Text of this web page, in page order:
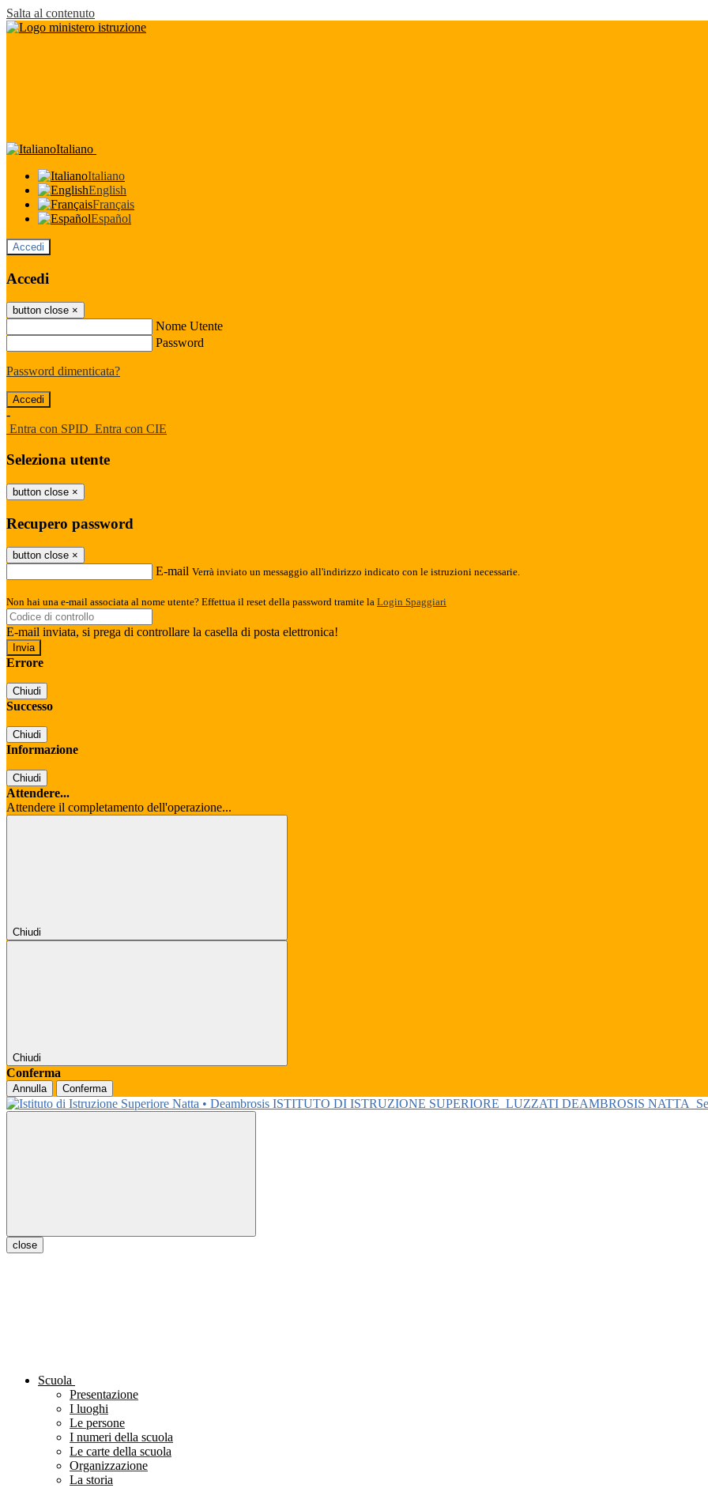
Salta al contenuto
Italiano
Italiano
English
Français
Español
Accedi
Accedi
button close ×
Nome Utente
Password
Password dimenticata?
-
Entra con SPID Entra con CIE
Seleziona utente
button close ×
Recupero password
button close ×
E-mail Verrà inviato un messaggio all'indirizzo indicato con le istruzioni necessarie.
Non hai una e-mail associata al nome utente? Effettua il reset della password tramite la Login Spaggiari
E-mail inviata, si prega di controllare la casella di posta elettronica!
Errore
Chiudi
Successo
Chiudi
Informazione
Chiudi
Attendere...
Attendere il completamento dell'operazione...
Chiudi
Chiudi
Conferma
Annulla Conferma
ISTITUTO DI ISTRUZIONE SUPERIORE LUZZATI DEAMBROSIS NATTA
close
Scuola
Presentazione
I luoghi
Le persone
I numeri della scuola
Le carte della scuola
Organizzazione
La storia